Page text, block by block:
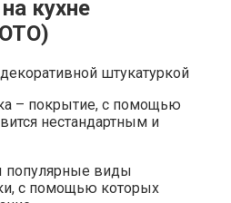
кухне
– покрытие, с помощью
нестандартным и
популярные виды
с помощью которых